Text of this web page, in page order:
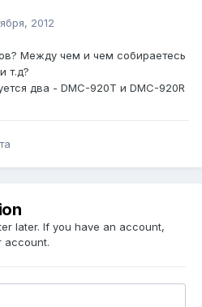
2012
Между чем и чем собираетесь
т.д?
два - DMC-920Т и DMC-920R
later. If you have an account,
account.